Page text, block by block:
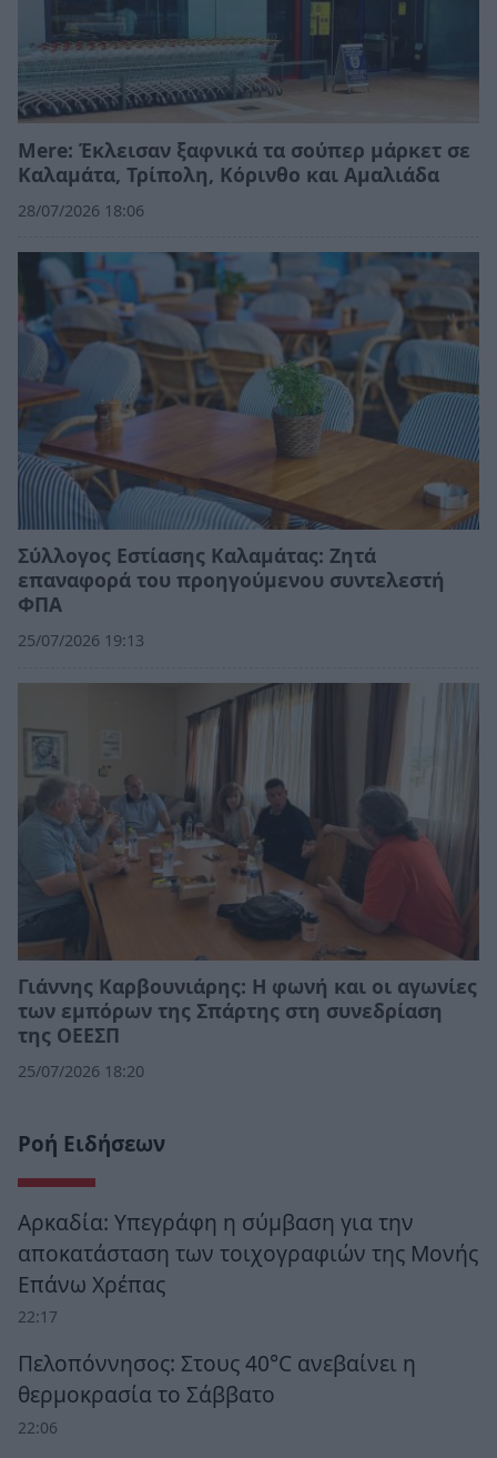
Mere: Έκλεισαν ξαφνικά τα σούπερ μάρκετ σε
Καλαμάτα, Τρίπολη, Κόρινθο και Αμαλιάδα
28/07/2026 18:06
Σύλλογος Εστίασης Καλαμάτας: Ζητά
επαναφορά του προηγούμενου συντελεστή
ΦΠΑ
25/07/2026 19:13
Γιάννης Καρβουνιάρης: Η φωνή και οι αγωνίες
των εμπόρων της Σπάρτης στη συνεδρίαση
της ΟΕΕΣΠ
25/07/2026 18:20
Ροή Ειδήσεων
Αρκαδία: Υπεγράφη η σύμβαση για την
αποκατάσταση των τοιχογραφιών της Μονής
Επάνω Χρέπας
22:17
Πελοπόννησος: Στους 40°C ανεβαίνει η
θερμοκρασία το Σάββατο
22:06